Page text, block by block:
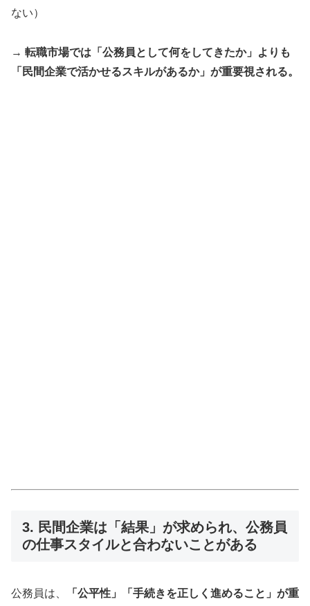
ない）
→ 転職市場では「公務員として何をしてきたか」よりも
「民間企業で活かせるスキルがあるか」が重要視される。
3. 民間企業は「結果」が求められ、公務員
の仕事スタイルと合わないことがある
公務員は、
「公平性」「手続きを正しく進めること」が重